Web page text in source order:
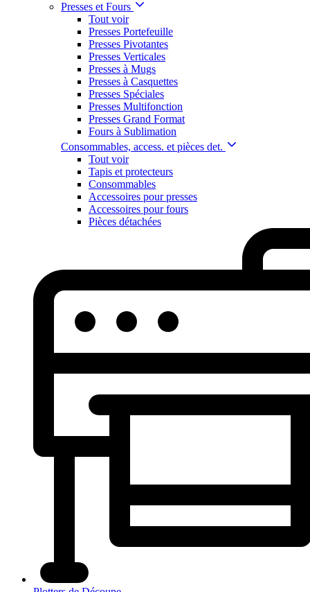
Presses et Fours
Tout voir
Presses Portefeuille
Presses Pivotantes
Presses Verticales
Presses à Mugs
Presses à Casquettes
Presses Spéciales
Presses Multifonction
Presses Grand Format
Fours à Sublimation
Consommables, access. et pièces det.
Tout voir
Tapis et protecteurs
Consommables
Accessoires pour presses
Accessoires pour fours
Pièces détachées